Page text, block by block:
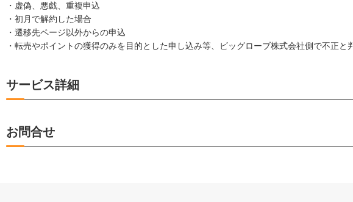
・虚偽、悪戯、重複申込
・初月で解約した場合
・遷移先ページ以外からの申込
・転売やポイントの獲得のみを目的とした申し込み等、ビッグローブ株式会社側で不正と
サービス詳細
お問合せ